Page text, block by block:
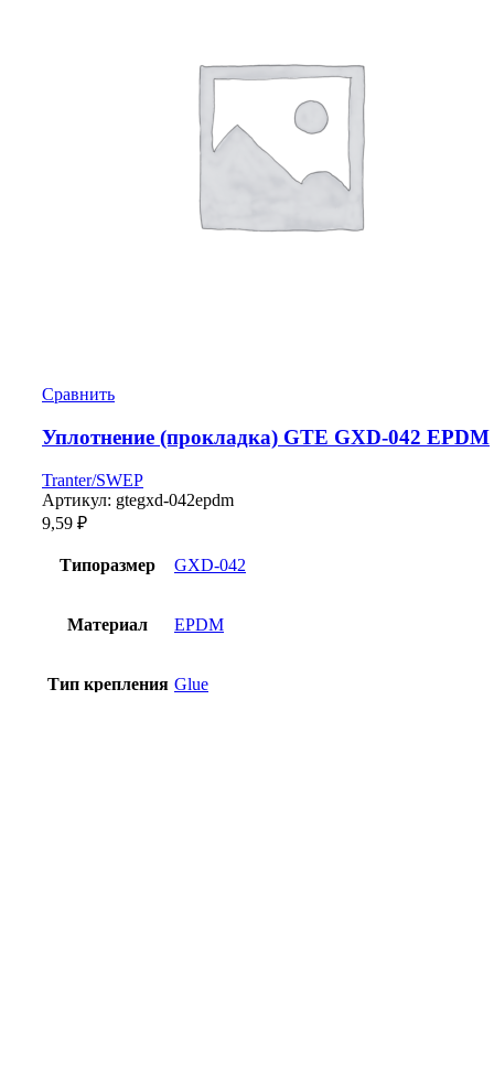
Сравнить
Уплотнение (прокладка) GTE GXD-042 EPDM
Tranter/SWEP
Артикул: gtegxd-042epdm
9,59 ₽
Типоразмер GXD-042
Материал EPDM
Тип крепления Glue